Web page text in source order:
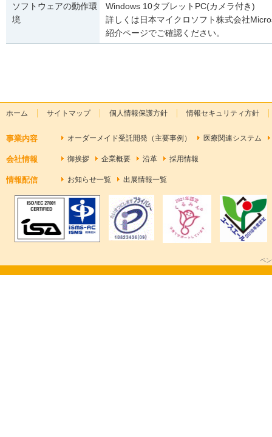
ソフトウェアの動作環
境
Windows 10タブレットPC(カメラ付き)
詳しくは日本マイクロソフト株式会社
紹介ページでご確認ください。
ホーム サイトマップ 個人情報保護方針 情報セキュリティ方針
事業内容 オーダーメイド受託開発（主要事例） 医療関連システム
会社情報 御挨拶 企業概要 沿革 採用情報
情報配信 お知らせ一覧 出展情報一覧
ペ